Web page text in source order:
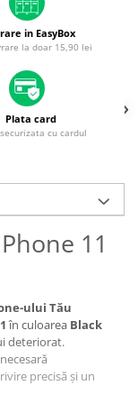
in EasyBox
la doar 15,90 lei
Plata card
cu cardul
11
ului Tău
în culoarea Black
deteriorat.
precisă și un